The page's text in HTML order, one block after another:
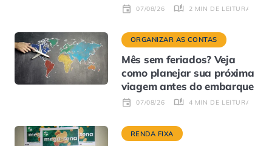
07/08/26 2 MIN DE LEITURA
ORGANIZAR AS CONTAS
Mês sem feriados? Veja
como planejar sua próxima
viagem antes do embarque
07/08/26 4 MIN DE LEITURA
RENDA FIXA